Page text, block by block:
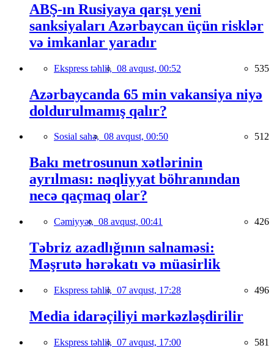
ABŞ-ın Rusiyaya qarşı yeni
sanksiyaları Azərbaycan üçün risklər
və imkanlar yaradır
Ekspress təhlil, 08 avqust, 00:52 535
Azərbaycanda 65 min vakansiya niyə
doldurulmamış qalır?
Sosial sahə, 08 avqust, 00:50 512
Bakı metrosunun xətlərinin
ayrılması: nəqliyyat böhranından
necə qaçmaq olar?
Cəmiyyət, 08 avqust, 00:41 426
Təbriz azadlığının salnaməsi:
Məşrutə hərəkatı və müasirlik
Ekspress təhlil, 07 avqust, 17:28 496
Media idarəçiliyi mərkəzləşdirilir
Ekspress təhlil, 07 avqust, 17:00 581